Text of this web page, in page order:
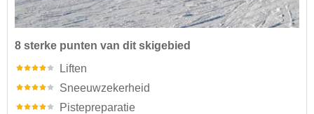
8 sterke punten van dit skigebied
Liften
Sneeuwzekerheid
Pistepreparatie